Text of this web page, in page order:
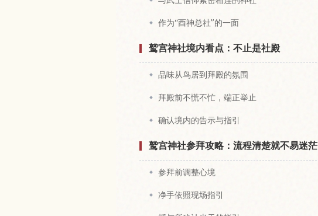
作为“酉神总社”的一面
鹫宫神社境内看点：不止是社殿
品味从鸟居到拜殿的氛围
拜殿前不慌不忙，端正举止
确认境内的告示与指引
鹫宫神社参拜攻略：流程清楚就不易迷茫
参拜前调整心境
净手依照现场指引